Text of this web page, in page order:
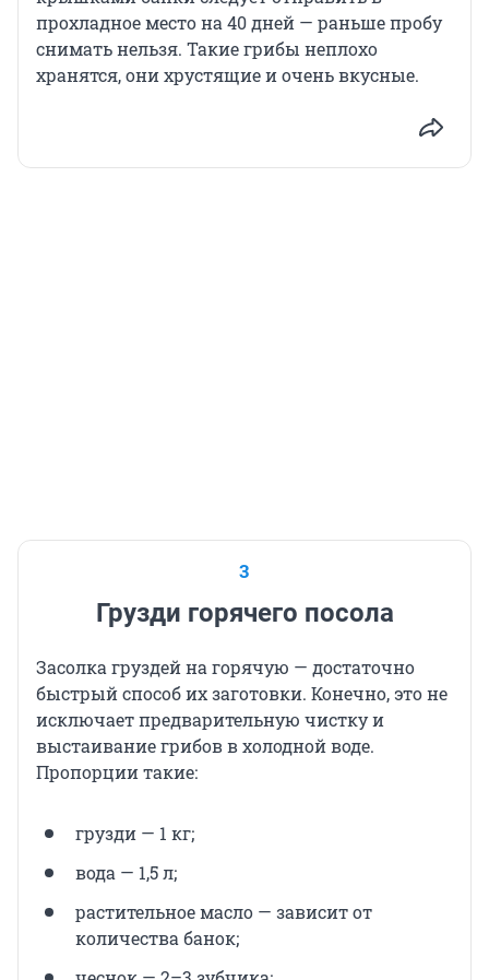
прохладное место на 40 дней — раньше пробу
снимать нельзя. Такие грибы неплохо
хранятся, они хрустящие и очень вкусные.
3
Грузди горячего посола
Засолка груздей на горячую — достаточно
быстрый способ их заготовки. Конечно, это не
исключает предварительную чистку и
выстаивание грибов в холодной воде.
Пропорции такие:
грузди — 1 кг;
вода — 1,5 л;
растительное масло — зависит от
количества банок;